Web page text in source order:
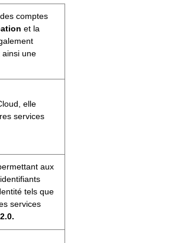
comptes
et la
ainsi une
elle
services
permettant aux
tels que
services